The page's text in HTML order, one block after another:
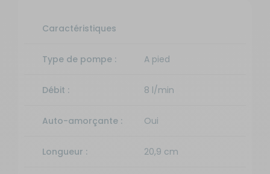
Caractéristiques
Type de pompe : A pied
Débit : 8 l/min
Auto-amorçante : Oui
Longueur : 20,9 cm